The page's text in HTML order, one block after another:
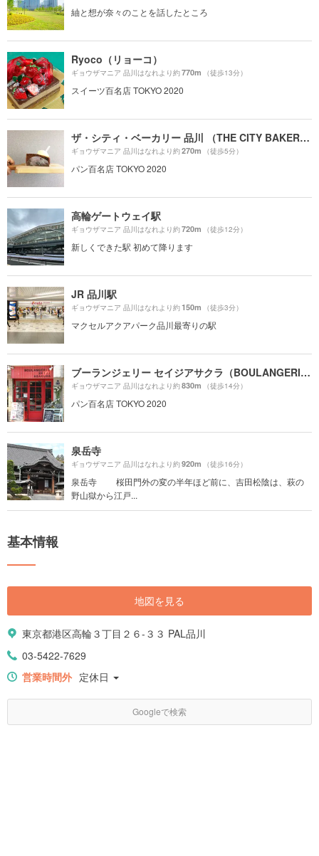
紬と想が奈々のことを話したところ
Ryoco（リョーコ）
ギョウザマニア 品川はなれより約770m （徒歩13分）
スイーツ百名店 TOKYO 2020
ザ・シティ・ベーカリー 品川 （THE CITY BAKERY）
ギョウザマニア 品川はなれより約270m （徒歩5分）
パン百名店 TOKYO 2020
高輪ゲートウェイ駅
ギョウザマニア 品川はなれより約720m （徒歩12分）
新しくできた駅 初めて降ります
JR 品川駅
ギョウザマニア 品川はなれより約150m （徒歩3分）
マクセルアクアパーク品川最寄りの駅
ブーランジェリー セイジアサクラ（BOULANGERIE SEIJI ASAKURA）
ギョウザマニア 品川はなれより約830m （徒歩14分）
パン百名店 TOKYO 2020
泉岳寺
ギョウザマニア 品川はなれより約920m （徒歩16分）
泉岳寺 桜田門外の変の半年ほど前に、吉田松陰は、萩の
野山獄から江戸...
基本情報
地図を見る
東京都港区高輪３丁目２６-３３ PAL品川
03-5422-7629
営業時間外 定休日
Googleで検索